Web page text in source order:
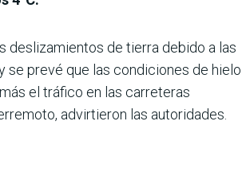
deslizamientos de tierra debido a las
se prevé que las condiciones de hielo
el tráfico en las carreteras
advirtieron las autoridades.